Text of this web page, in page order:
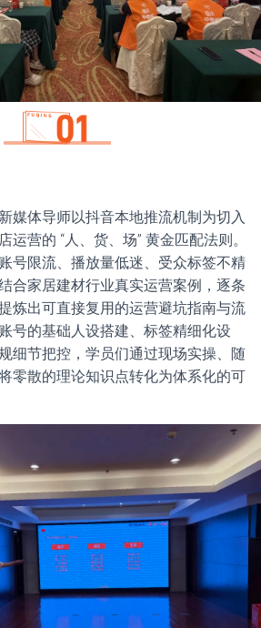
媒体导师以抖音本地推流机制为切入
运营的 “人、货、场” 黄金匹配法则。
号限流、播放量低迷、受众标签不精
合家居建材行业真实运营案例，逐条
炼出可直接复用的运营避坑指南与流
号的基础人设搭建、标签精细化设
细节把控，学员们通过现场实操、随
零散的理论知识点转化为体系化的可